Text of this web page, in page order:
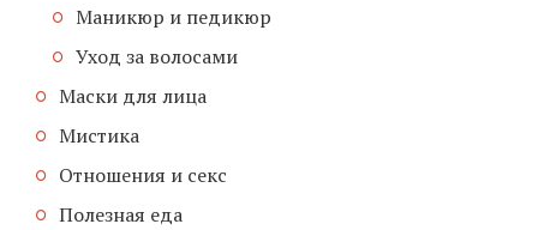
Маникюр и педикюр
Уход за волосами
Маски для лица
Мистика
Отношения и секс
Полезная еда